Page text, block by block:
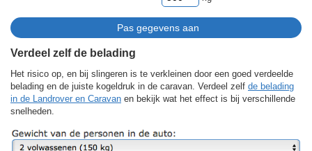
Verdeel zelf de belading
Het risico op, en bij slingeren is te verkleinen door een goed verdeelde
belading en de juiste kogeldruk in de caravan. Verdeel zelf de belading
in de Landrover en Caravan en bekijk wat het effect is bij verschillende
snelheden.